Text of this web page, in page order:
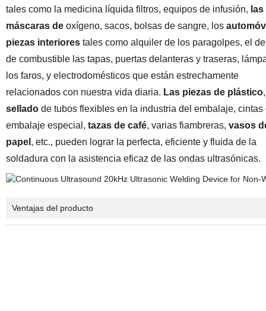
tales como la medicina líquida filtros, equipos de infusión, las
máscaras deoxígeno, sacos, bolsas de sangre, los
piezas interiorestales como alquiler de los paragolpes, el
de combustible las tapas, puertas delanteras y traseras,
los faros, y electrodomésticos que están estrechamente
relacionados con nuestra vida diaria. Las piezas de plástico
selladode tubos flexibles en la industria del embalaje, cintas
embalaje especial, tazas de café, varias fiambreras, vasos
papel , etc., pueden lograr la perfecta, eficiente y fluida de la
soldadura con la asistencia eficaz de las ondas ultrasónicas.
Ventajas del producto